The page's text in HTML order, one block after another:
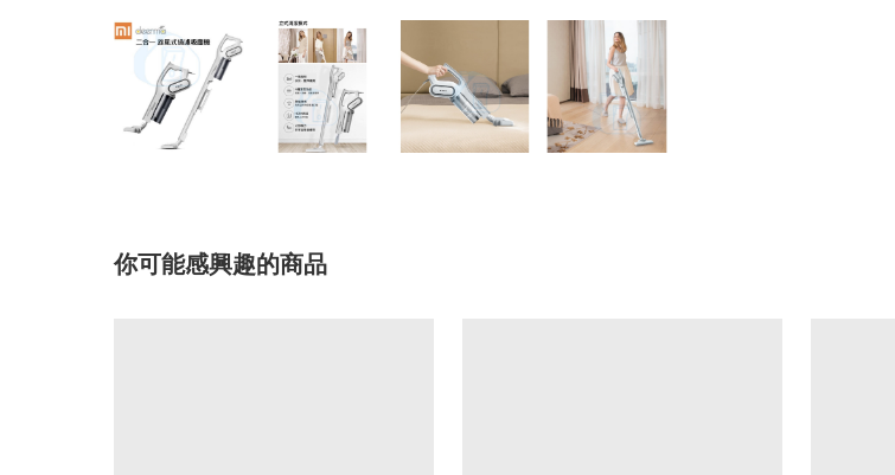
你可能感興趣的商品